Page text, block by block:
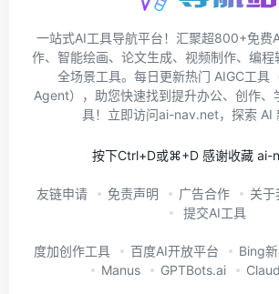
一站式AI工具导航平台！汇聚超800+免费
作、智能绘画、论文生成、视频制作、编
全场景工具。每日更新热门 AIGC工具
Agent），助您快速找到提升办公、创作、
具！立即访问ai-nav.net，探索 AI
按下Ctrl+D或⌘+D 感谢收藏 ai-
友链申请 免责声明 广告合作 关于
提交AI工具
度加创作工具 百度AI开放平台 Bing
Manus
GPTBots.ai